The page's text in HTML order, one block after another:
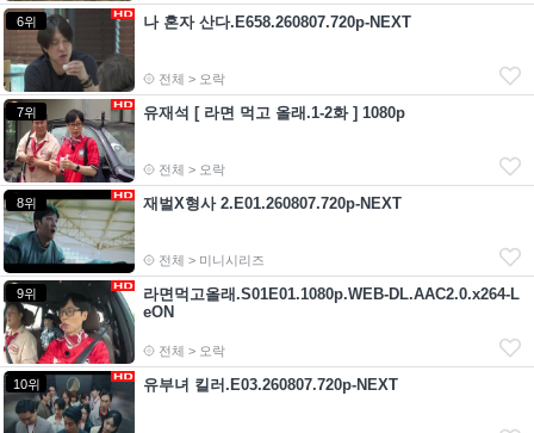
6위 나 혼자 산다.E658.260807.720p-NEXT
전체 > 오락
7위 유재석 [ 라면 먹고 올래.1-2화 ] 1080p
전체 > 오락
8위 재벌X형사 2.E01.260807.720p-NEXT
전체 > 미니시리즈
9위
라면먹고올래.S01E01.1080p.WEB-DL.AAC2.0.x264-L
eON
전체 > 오락
10위 유부녀 킬러.E03.260807.720p-NEXT